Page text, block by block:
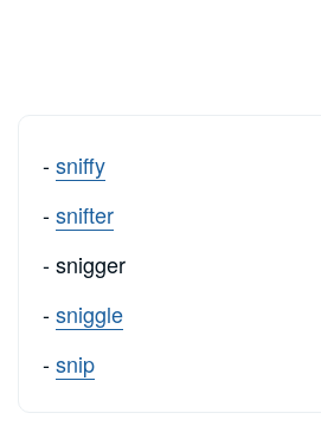
-sniffy
-snifter
- snigger
-sniggle
-snip